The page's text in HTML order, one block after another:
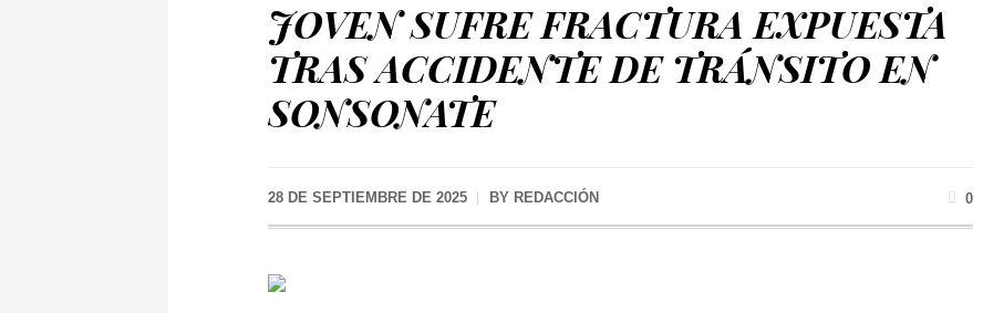
JOVEN SUFRE FRACTURA EXPUESTA
TRAS ACCIDENTE DE TRÁNSITO EN
SONSONATE
28 DE SEPTIEMBRE DE 2025 BY REDACCIÓN 0